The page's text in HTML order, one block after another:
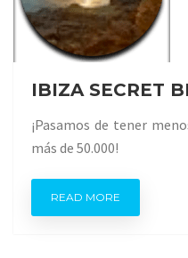
IBIZA SECRET
¡Pasamos de tener
más de 50.000!
READ MORE